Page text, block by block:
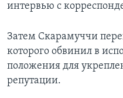
интервью с
Затем Скарамуччи
которого обвинил в
положения для
репутации.